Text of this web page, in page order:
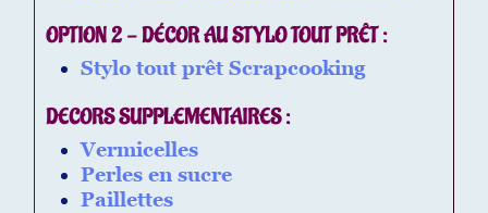
OPTION 2 - DÉCOR AU STYLO TOUT PRÊT :
Stylo tout prêt Scrapcooking
DECORS SUPPLEMENTAIRES :
Vermicelles
Perles en sucre
Paillettes